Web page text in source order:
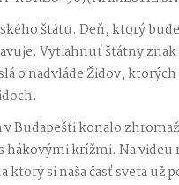
štátu. Deň, ktorý
Vytiahnuť štátny
o nadvláde Židov,
Budapešti konalo
hákovými krížmi. Na
ktorý si naša časť sveta už